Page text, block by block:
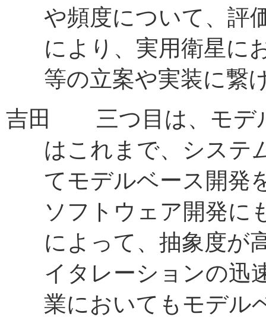
や頻度について、評
により、実用衛星に
等の立案や実装に繋
吉田 三つ目は、モデ
はこれまで、システ
てモデルベース開発
ソフトウェア開発に
によって、抽象度が
イタレーションの迅
業においてもモデル